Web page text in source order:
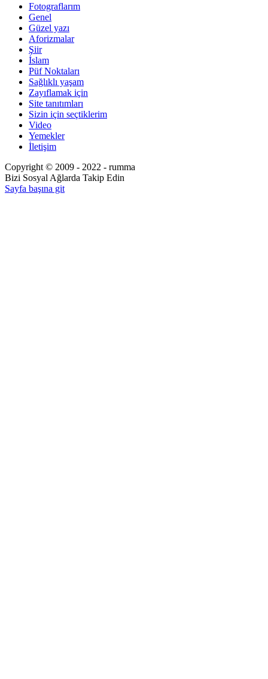
Fotograflarım
Genel
Güzel yazı
Aforizmalar
Şiir
İslam
Püf Noktaları
Sağlıklı yaşam
Zayıflamak için
Site tanıtımları
Sizin için seçtiklerim
Video
Yemekler
İletişim
Copyright © 2009 - 2022 - rumma
Bizi Sosyal Ağlarda Takip Edin
Sayfa başına git